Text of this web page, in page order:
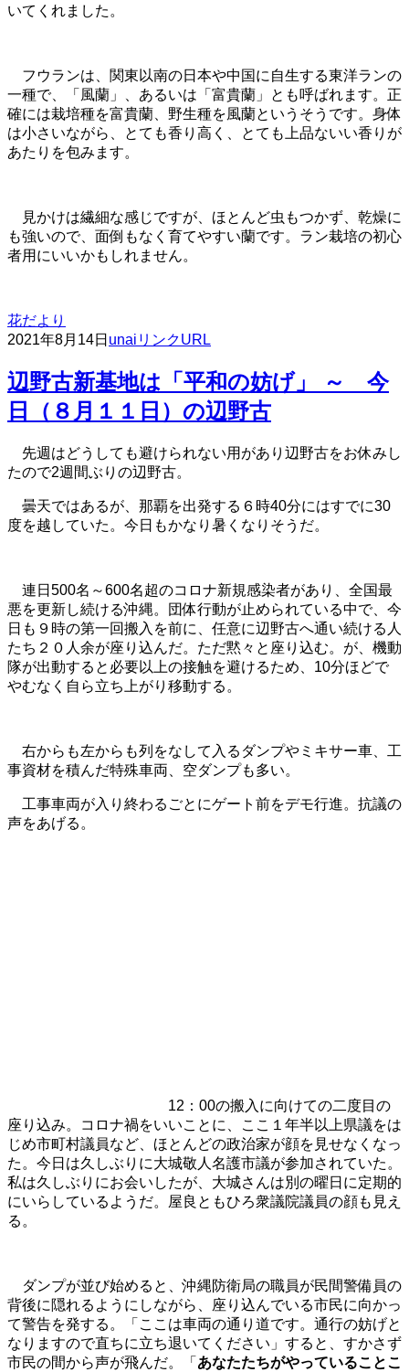
いてくれました。
フウランは、関東以南の日本や中国に自生する東洋ランの
一種で、「風蘭」、あるいは「富貴蘭」とも呼ばれます。正
確には栽培種を富貴蘭、野生種を風蘭というそうです。身体
は小さいながら、とても香り高く、とても上品ないい香りが
あたりを包みます。
見かけは繊細な感じですが、ほとんど虫もつかず、乾燥に
も強いので、面倒もなく育てやすい蘭です。ラン栽培の初心
者用にいいかもしれません。
花だより
2021年8月14日 unai リンクURL
辺野古新基地は「平和の妨げ」 ～ 今
日（８月１１日）の辺野古
先週はどうしても避けられない用があり辺野古をお休みし
たので2週間ぶりの辺野古。
曇天ではあるが、那覇を出発する６時40分にはすでに30
度を越していた。今日もかなり暑くなりそうだ。
連日500名～600名超のコロナ新規感染者があり、全国最
悪を更新し続ける沖縄。団体行動が止められている中で、今
日も９時の第一回搬入を前に、任意に辺野古へ通い続ける人
たち２０人余が座り込んだ。ただ黙々と座り込む。が、機動
隊が出動すると必要以上の接触を避けるため、10分ほどで
やむなく自ら立ち上がり移動する。
右からも左からも列をなして入るダンプやミキサー車、工
事資材を積んだ特殊車両、空ダンプも多い。
工事車両が入り終わるごとにゲート前をデモ行進。抗議の
声をあげる。
12：00の搬入に向けての二度目の
座り込み。コロナ禍をいいことに、ここ１年半以上県議をは
じめ市町村議員など、ほとんどの政治家が顔を見せなくなっ
た。今日は久しぶりに大城敬人名護市議が参加されていた。
私は久しぶりにお会いしたが、大城さんは別の曜日に定期的
にいらしているようだ。屋良ともひろ衆議院議員の顔も見え
る。
ダンプが並び始めると、沖縄防衛局の職員が民間警備員の
背後に隠れるようにしながら、座り込んでいる市民に向かっ
て警告を発する。「ここは車両の通り道です。通行の妨げと
なりますので直ちに立ち退いてください」すると、すかさず
市民の間から声が飛んだ。「 あなたたちがやっていることこ